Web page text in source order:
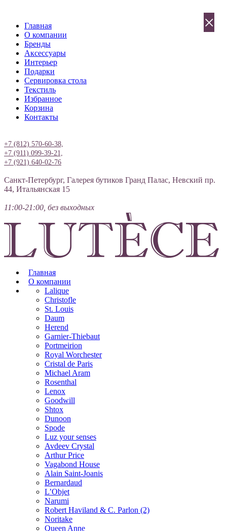
Главная
О компании
Бренды
Аксессуары
Интерьер
Подарки
Сервировка стола
Текстиль
Избранное
Корзина
Контакты
+7 (812) 570-60-38,
+7 (911) 099-39-21,
+7 (921) 640-02-76
Санкт-Петербург, Галерея бутиков Гранд Палас, Невский пр.
44, Итальянская 15
11:00-21:00, без выходных
Главная
О компании
Lalique
Christofle
St. Louis
Daum
Herend
Garnier-Thiebaut
Portmeirion
Royal Worchester
Cristal de Paris
Michael Aram
Rosenthal
Lenox
Goodwill
Shtox
Dunoon
Spode
Luz your senses
Avdeev Crystal
Arthur Price
Vagabond House
Alain Saint-Joanis
Bernardaud
L’Objet
Narumi
Robert Haviland & C. Parlon (2)
Noritakе
Queen Anne
×